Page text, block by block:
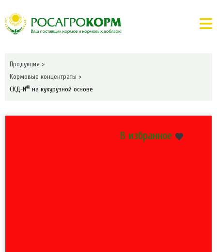
Продукция >
Кормовые концентраты >
СКД-И® на кукурузной основе
В избранное